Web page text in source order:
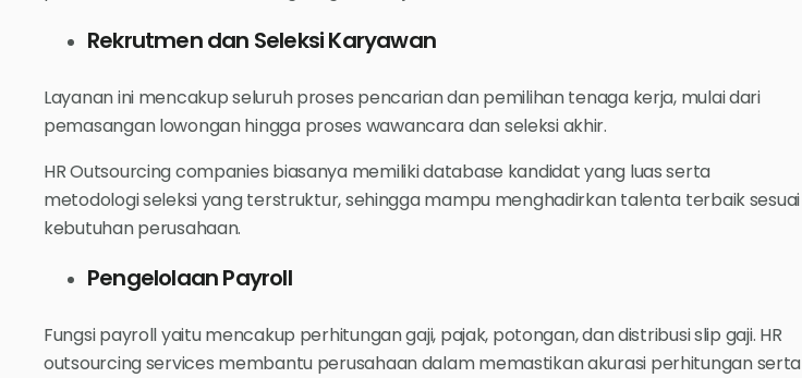
Rekrutmen dan Seleksi Karyawan
Layanan ini mencakup seluruh proses pencarian dan pemilihan tenaga kerja, mulai dari
pemasangan lowongan hingga proses wawancara dan seleksi akhir.
HR Outsourcing companies biasanya memiliki database kandidat yang luas serta
metodologi seleksi yang terstruktur, sehingga mampu menghadirkan talenta terbaik sesuai
kebutuhan perusahaan.
Pengelolaan Payroll
Fungsi payroll yaitu mencakup perhitungan gaji, pajak, potongan, dan distribusi slip gaji. HR
outsourcing services membantu perusahaan dalam memastikan akurasi perhitungan serta